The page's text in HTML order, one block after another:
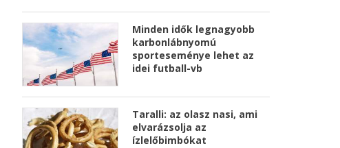
Minden idők legnagyobb
karbonlábnyomú
sporteseménye lehet az
idei futball-vb
Taralli: az olasz nasi, ami
elvarázsolja az
ízlelőbimbókat